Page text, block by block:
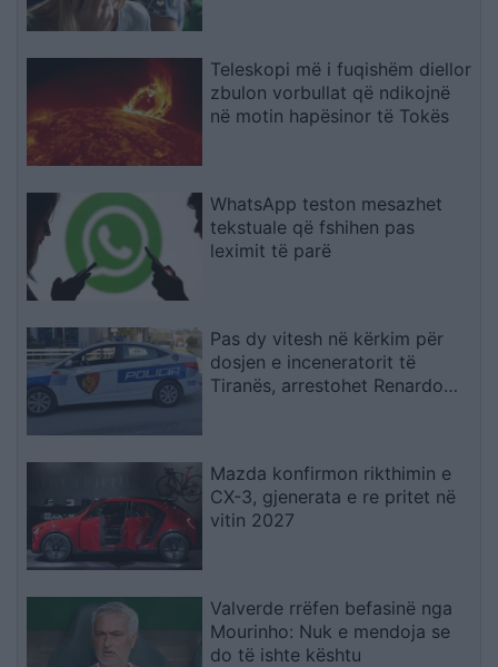
Teleskopi më i fuqishëm diellor
zbulon vorbullat që ndikojnë
në motin hapësinor të Tokës
WhatsApp teston mesazhet
tekstuale që fshihen pas
leximit të parë
Pas dy vitesh në kërkim për
dosjen e inceneratorit të
Tiranës, arrestohet Renardo
Mazda konfirmon rikthimin e
CX-3, gjenerata e re pritet në
vitin 2027
Valverde rrëfen befasinë nga
Mourinho: Nuk e mendoja se
do të ishte kështu